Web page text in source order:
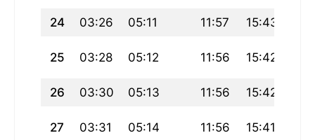
24 03:26 05:11 11:57 15:43
25 03:28 05:12 11:56 15:42
26 03:30 05:13 11:56 15:42
27 03:31 05:14 11:56 15:41